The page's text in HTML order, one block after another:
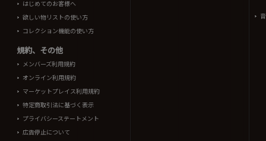
はじめてのお客様へ
欲しい物リストの使い方
コレクション機能の使い方
規約、その他
メンバーズ利用規約
オンライン利用規約
マーケットプレイス利用規約
特定商取引法に基づく表示
プライバシーステートメント
広告停止について